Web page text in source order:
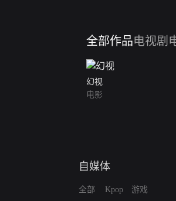
全部作品电视剧
幻视
电影
自媒体
全部
Kpop
游戏